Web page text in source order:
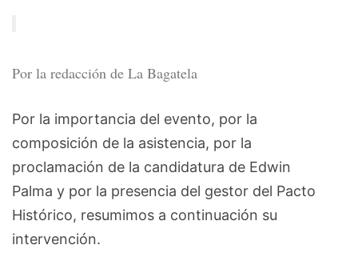
Por la redacción de La Bagatela
Por la importancia del evento, por la
composición de la asistencia, por la
proclamación de la candidatura de Edwin
Palma y por la presencia del gestor del Pacto
Histórico, resumimos a continuación su
intervención.